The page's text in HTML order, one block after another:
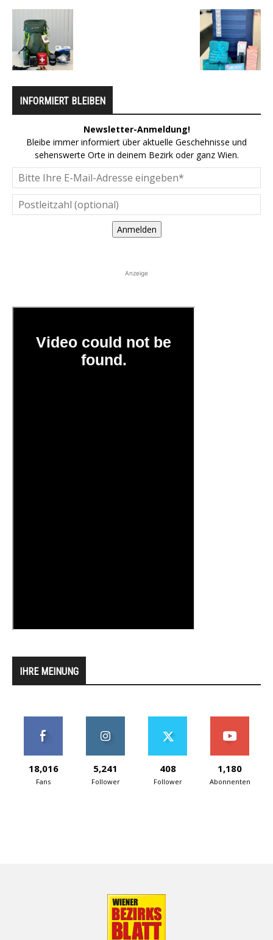
INFORMIERT BLEIBEN
Newsletter-Anmeldung!
Bleibe immer informiert über aktuelle Geschehnisse und
sehenswerte Orte in deinem Bezirk oder ganz Wien.
Anmelden
Anzeige
IHRE MEINUNG
18,016
Fans
5,241
Follower
408
Follower
1,180
Abonnenten